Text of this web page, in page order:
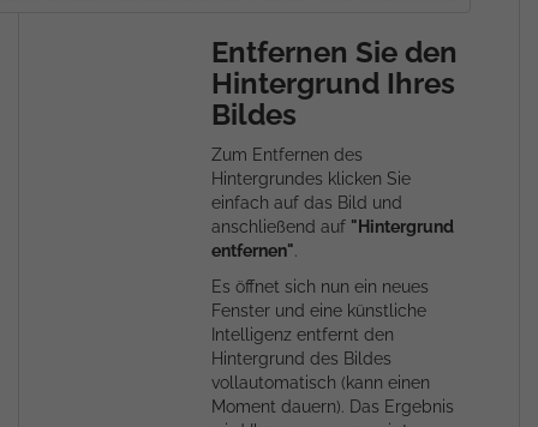
Entfernen Sie den
Hintergrund Ihres
Bildes
Zum Entfernen des
Hintergrundes klicken Sie
einfach auf das Bild und
anschließend auf "Hintergrund
entfernen"
Es öffnet sich nun ein neues
Fenster und eine künstliche
Intelligenz entfernt den
Hintergrund des Bildes
vollautomatisch (kann einen
Moment dauern). Das Ergebnis